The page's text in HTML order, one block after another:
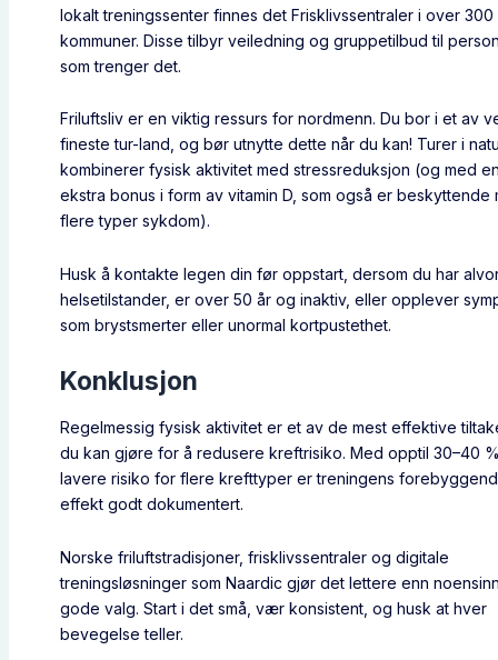
lokalt treningssenter finnes det Frisklivssentraler i over 300
kommuner. Disse tilbyr veiledning og gruppetilbud til
som trenger det.
Friluftsliv er en viktig ressurs for nordmenn. Du bor i et av
fineste tur-land, og bør utnytte dette når du kan! Turer i
kombinerer fysisk aktivitet med stressreduksjon (og med
ekstra bonus i form av vitamin D, som også er beskyttende
flere typer sykdom).
Husk å kontakte legen din før oppstart, dersom du har
helsetilstander, er over 50 år og inaktiv, eller opplever
som brystsmerter eller unormal kortpustethet.
Konklusjon
Regelmessig fysisk aktivitet er et av de mest effektive
du kan gjøre for å redusere kreftrisiko. Med opptil 30–40
lavere risiko for flere krefttyper er treningens
effekt godt dokumentert.
Norske friluftstradisjoner, frisklivssentraler og digitale
treningsløsninger som Naardic gjør det lettere enn
gode valg. Start i det små, vær konsistent, og husk at hver
bevegelse teller.